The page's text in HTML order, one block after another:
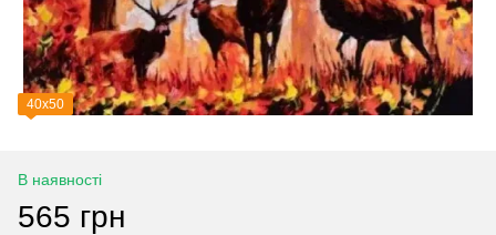
40х50
В наявності
565 грн